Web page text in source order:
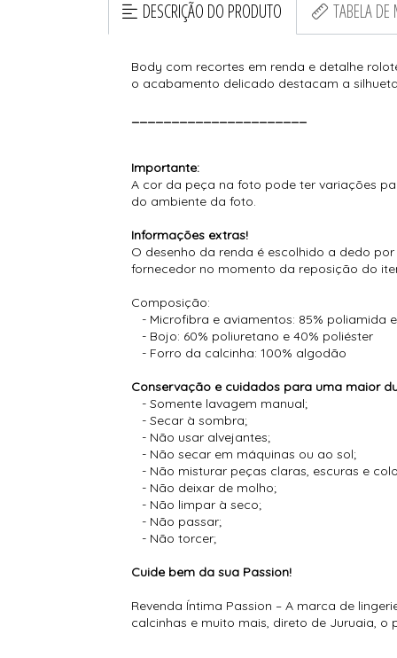
DESCRIÇÃO DO PRODUTO TABELA DE
Body com recortes em renda e detalhe
o acabamento delicado destacam a
Importante:
A cor da peça na foto pode ter variações
do ambiente da foto.
Informações extras!
O desenho da renda é escolhido a dedo
fornecedor no momento da reposição do
Composição:
- Microfibra e aviamentos: 85% poliamida
- Bojo: 60% poliuretano e 40% poliéster
- Forro da calcinha: 100% algodão
Conservação e cuidados para uma maior
- Somente lavagem manual;
- Secar à sombra;
- Não usar alvejantes;
- Não secar em máquinas ou ao sol;
- Não misturar peças claras, escuras e
- Não deixar de molho;
- Não limpar à seco;
- Não passar;
- Não torcer;
Cuide bem da sua Passion!
Revenda Íntima Passion – A marca de
calcinhas e muito mais, direto de Juruaia,